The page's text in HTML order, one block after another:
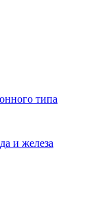
типа
и железа